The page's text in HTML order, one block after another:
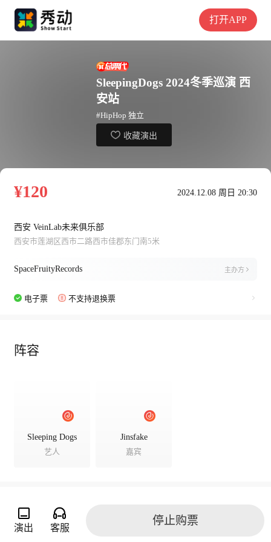
打开APP
SleepingDogs 2024冬季巡演 西
安站
#HipHop 独立
收藏演出
¥120 2024.12.08 周日 20:30
西安 VeinLab未来俱乐部
西安市莲湖区西市二路西市佳郡东门南5米
SpaceFruityRecords 主办方
电子票 不支持退换票
阵容
Sleeping Dogs
艺人
Jinsfake
嘉宾
演出相册
演出 客服
停止购票